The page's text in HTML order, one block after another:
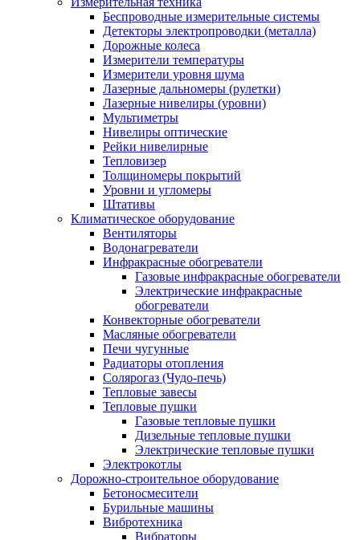
Беспроводные измерительные системы
Детекторы электропроводки (металла)
Дорожные колеса
Измерители температуры
Измерители уровня шума
Лазерные дальномеры (рулетки)
Лазерные нивелиры (уровни)
Мультиметры
Нивелиры оптические
Рейки нивелирные
Тепловизер
Толщиномеры покрытий
Уровни и угломеры
Штативы
Климатическое оборудование
Вентиляторы
Водонагреватели
Инфракрасные обогреватели
Газовые инфракрасные обогреватели
Электрические инфракрасные
обогреватели
Конвекторные обогреватели
Масляные обогреватели
Печи чугунные
Радиаторы отопления
Солярогаз (Чудо-печь)
Тепловые завесы
Тепловые пушки
Газовые тепловые пушки
Дизельные тепловые пушки
Электрические тепловые пушки
Электрокотлы
Дорожно-строительное оборудование
Бетоносмесители
Бурильные машины
Вибротехника
Вибраторы